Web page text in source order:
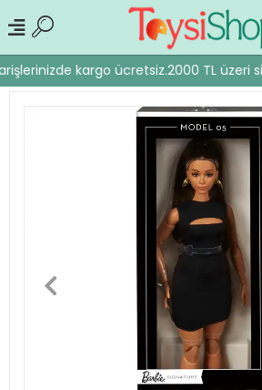
kargo ücretsiz.2000 TL üzeri